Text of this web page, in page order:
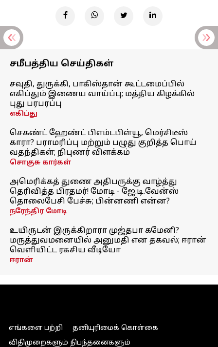
சமீபத்திய செய்திகள்
சவுதி, துருக்கி, பாகிஸ்தான் கூட்டமைப்பில்
எகிப்தும் இணைய வாய்ப்பு; மத்திய கிழக்கில்
புது பரபரப்பு
எகிப்து
செகண்ட் ஹேண்ட் பிஎம்டபிள்யூ, மெர்சிடீஸ்
காரா? பராமரிப்பு மற்றும் பழுது குறித்த பொய்
வதந்திகள்; நிபுணர் விளக்கம்
சொகுசு கார்கள்
அமெரிக்கத் துணை அதிபருக்கு வாழ்த்து
தெரிவித்த பிரதமர்! மோடி - ஜே.டி.வேன்ஸ்
தொலைபேசி பேச்சு; பின்னணி என்ன?
நரேந்திர மோடி
உயிருடன் இருக்கிறாரா முஜ்தபா கமேனி?
மருத்துவமனையில் அனுமதி என தகவல்; ஈரான்
வெளியிட்ட ரகசிய வீடியோ
ஈரான்
எங்களை பற்றி
தனியுரிமைக் கொள்கை
விதிமுறைகளும் நிபந்தனைகளும்